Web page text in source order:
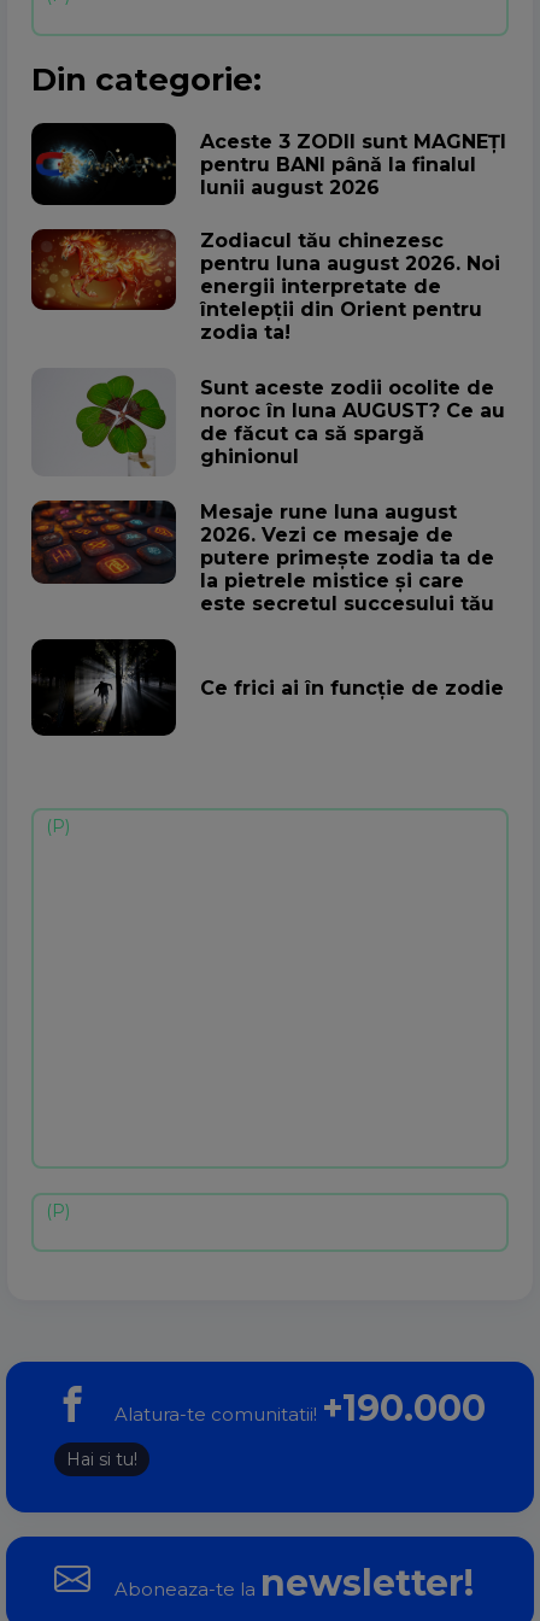
Din categorie:
Aceste 3 ZODII sunt MAGNEȚI
pentru BANI până la finalul
lunii august 2026
Zodiacul tău chinezesc
pentru luna august 2026. Noi
energii interpretate de
întelepții din Orient pentru
zodia ta!
Sunt aceste zodii ocolite de
noroc în luna AUGUST? Ce au
de făcut ca să spargă
ghinionul
Mesaje rune luna august
2026. Vezi ce mesaje de
putere primește zodia ta de
la pietrele mistice și care
este secretul succesului tău
Ce frici ai în funcție de zodie
Alatura-te comunitatii! +190.000
Hai si tu!
Aboneaza-te la newsletter!